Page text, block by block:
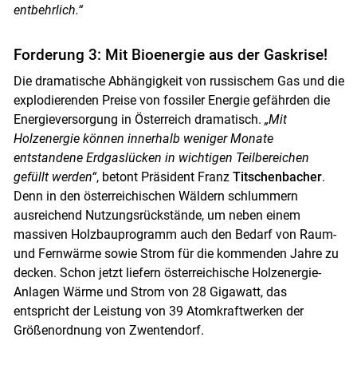
entbehrlich.“
Forderung 3: Mit Bioenergie aus der Gaskrise!
Die dramatische Abhängigkeit von russischem Gas und die
explodierenden Preise von fossiler Energie gefährden die
Energieversorgung in Österreich dramatisch. „Mit
Holzenergie können innerhalb weniger Monate
entstandene Erdgaslücken in wichtigen Teilbereichen
gefüllt werden“, betont Präsident Franz Titschenbacher.
Denn in den österreichischen Wäldern schlummern
ausreichend Nutzungsrückstände, um neben einem
massiven Holzbauprogramm auch den Bedarf von Raum-
und Fernwärme sowie Strom für die kommenden Jahre zu
decken. Schon jetzt liefern österreichische Holzenergie-
Anlagen Wärme und Strom von 28 Gigawatt, das
entspricht der Leistung von 39 Atomkraftwerken der
Größenordnung von Zwentendorf.